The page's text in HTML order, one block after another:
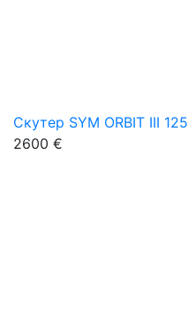
Скутер SYM ORBIT III 125
2600 €